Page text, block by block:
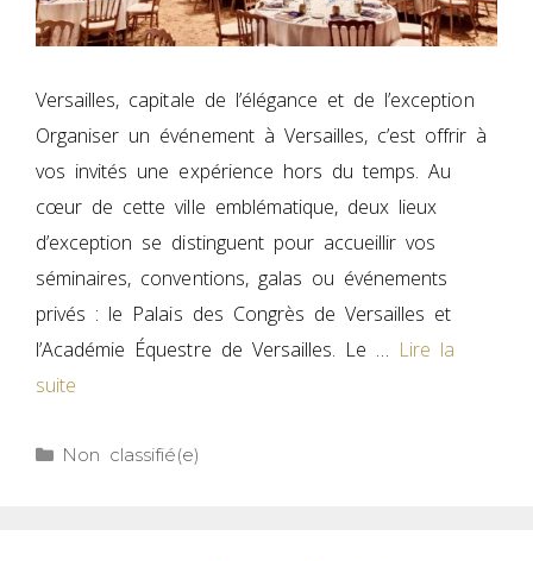
Versailles, capitale de l’élégance et de l’exception
Organiser un événement à Versailles, c’est offrir à
vos invités une expérience hors du temps. Au
cœur de cette ville emblématique, deux lieux
d’exception se distinguent pour accueillir vos
séminaires, conventions, galas ou événements
privés : le Palais des Congrès de Versailles et
l’Académie Équestre de Versailles. Le … Lire la
suite
Non classifié(e)